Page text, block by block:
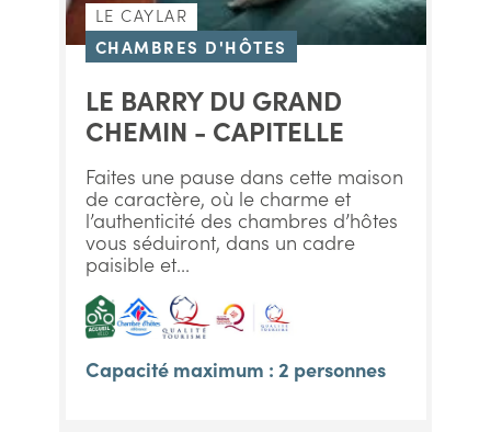
LE CAYLAR
CHAMBRES D'HÔTES
LE BARRY DU GRAND
CHEMIN - CAPITELLE
Faites une pause dans cette maison
de caractère, où le charme et
l’authenticité des chambres d’hôtes
vous séduiront, dans un cadre
paisible et...
Capacité maximum : 2 personnes